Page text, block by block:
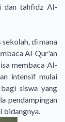
dan tahfidz Al-
di mana
Al-Qur'an
membaca Al-
intensif mulai
siswa yang
pendampingan
bidangnya.